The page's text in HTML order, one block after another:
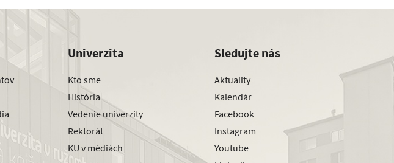
Univerzita
Kto sme
História
Vedenie univerzity
Rektorát
KU v médiách
Sledujte nás
Aktuality
Kalendár
Facebook
Instagram
Youtube